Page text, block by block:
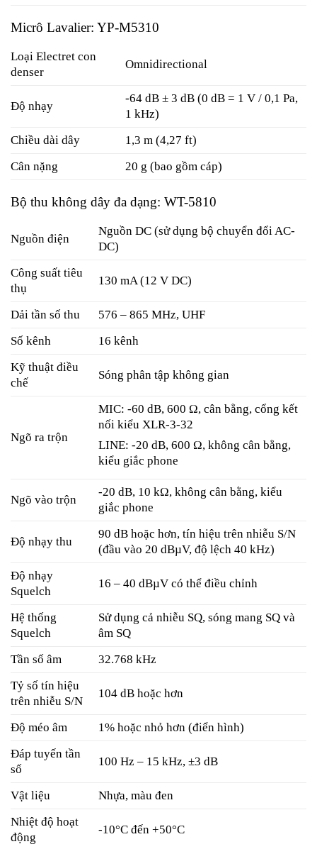
Micrô Lavalier: YP-M5310
Loại Electret con
denser
Omnidirectional
Độ nhạy
-64 dB ± 3 dB (0 dB = 1 V / 0,1 Pa,
1 kHz)
Chiều dài dây
1,3 m (4,27 ft)
Cân nặng
20 g (bao gồm cáp)
Bộ thu không dây đa dạng: WT-5810
Nguồn điện
Nguồn DC (sử dụng bộ chuyển đổi AC-
DC)
Công suất tiêu
thụ
130 mA (12 V DC)
Dải tần số thu
576 – 865 MHz, UHF
Số kênh
16 kênh
Kỹ thuật điều
chế
Sóng phân tập không gian
Ngõ ra trộn
MIC: -60 dB, 600 Ω, cân bằng, cổng kết
nối kiểu XLR-3-32
LINE: -20 dB, 600 Ω, không cân bằng,
kiểu giắc phone
Ngõ vào trộn
-20 dB, 10 kΩ, không cân bằng, kiểu
giắc phone
Độ nhạy thu
90 dB hoặc hơn, tín hiệu trên nhiễu S/N
(đầu vào 20 dBµV, độ lệch 40 kHz)
Độ nhạy
Squelch
16 – 40 dBµV có thể điều chỉnh
Hệ thống
Squelch
Sử dụng cả nhiễu SQ, sóng mang SQ và
âm SQ
Tần số âm
32.768 kHz
Tỷ số tín hiệu
trên nhiễu S/N
104 dB hoặc hơn
Độ méo âm
1% hoặc nhỏ hơn (điển hình)
Đáp tuyến tần
số
100 Hz – 15 kHz, ±3 dB
Vật liệu
Nhựa, màu đen
Nhiệt độ hoạt
động
-10°C đến +50°C